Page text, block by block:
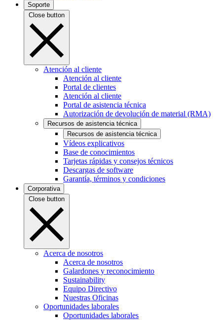
Soporte
Close button
Atención al cliente
Atención al cliente
Portal de clientes
Atención al cliente
Portal de asistencia técnica
Autorización de devolución de material (RMA)
Recursos de asistencia técnica
Recursos de asistencia técnica
Vídeos explicativos
Base de conocimientos
Tarjetas rápidas y consejos técnicos
Descargas de software
Garantía, términos y condiciones
Corporativa
Close button
Acerca de nosotros
Acerca de nosotros
Galardones y reconocimiento
Sustainability
Equipo Directivo
Nuestras Oficinas
Oportunidades laborales
Oportunidades laborales